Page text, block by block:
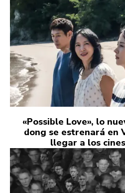
«Possible Love», lo
dong se estrenará en
llegar a los